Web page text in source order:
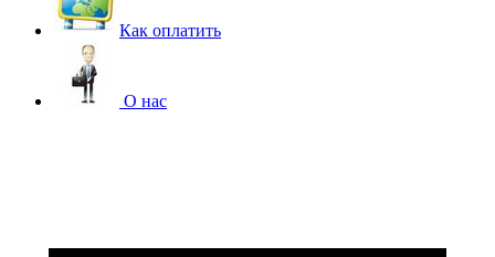
Как оплатить
О нас